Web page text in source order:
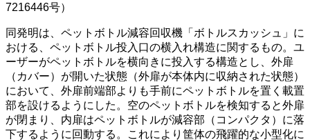
7216446号）
同発明は、ペットボトル減容回収機「ボトルスカッシュ」に
おける、ペットボトル投入口の横入れ構造に関するもの。ユ
ーザーがペットボトルを横向きに投入する構造とし、外扉
（カバー）が開いた状態（外扉が本体内に収納された状態）
において、外扉前端部よりも手前にペットボトルを置く載置
部を設けるようにした。空のペットボトルを検知すると外扉
が閉まり、内扉はペットボトルが減容部（コンパクタ）に落
下するように回動する。これにより筐体の飛躍的な小型化に